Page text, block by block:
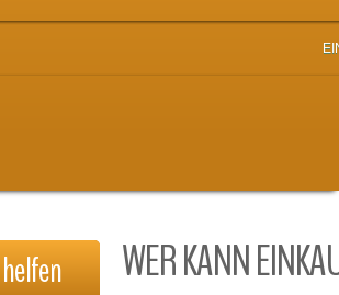
helfen WER KANN